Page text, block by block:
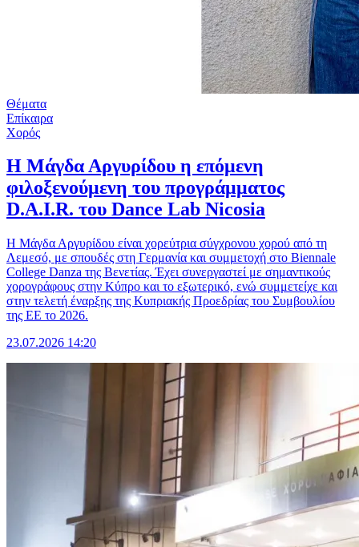
Θέματα
Επίκαιρα
Χορός
Η Μάγδα Αργυρίδου η επόμενη
φιλοξενούμενη του προγράμματος
D.A.I.R. του Dance Lab Nicosia
Η Μάγδα Αργυρίδου είναι χορεύτρια σύγχρονου χορού από τη
Λεμεσό, με σπουδές στη Γερμανία και συμμετοχή στο Biennale
College Danza της Βενετίας. Έχει συνεργαστεί με σημαντικούς
χορογράφους στην Κύπρο και το εξωτερικό, ενώ συμμετείχε και
στην τελετή έναρξης της Κυπριακής Προεδρίας του Συμβουλίου
της ΕΕ το 2026.
23.07.2026 14:20